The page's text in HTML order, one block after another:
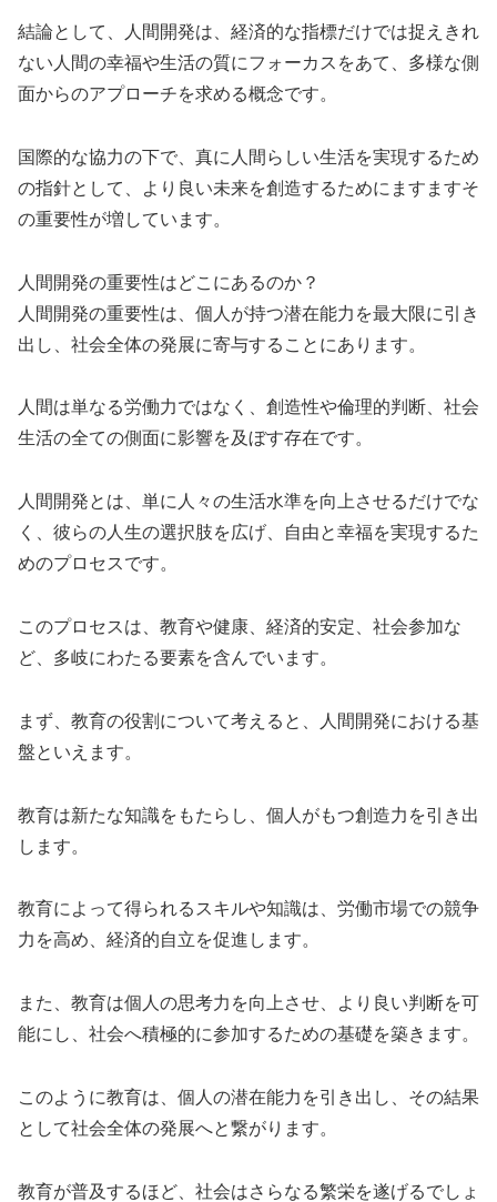
結論として、人間開発は、経済的な指標だけでは捉えきれ
ない人間の幸福や生活の質にフォーカスをあて、多様な側
面からのアプローチを求める概念です。
国際的な協力の下で、真に人間らしい生活を実現するため
の指針として、より良い未来を創造するためにますますそ
の重要性が増しています。
人間開発の重要性はどこにあるのか？
人間開発の重要性は、個人が持つ潜在能力を最大限に引き
出し、社会全体の発展に寄与することにあります。
人間は単なる労働力ではなく、創造性や倫理的判断、社会
生活の全ての側面に影響を及ぼす存在です。
人間開発とは、単に人々の生活水準を向上させるだけでな
く、彼らの人生の選択肢を広げ、自由と幸福を実現するた
めのプロセスです。
このプロセスは、教育や健康、経済的安定、社会参加な
ど、多岐にわたる要素を含んでいます。
まず、教育の役割について考えると、人間開発における基
盤といえます。
教育は新たな知識をもたらし、個人がもつ創造力を引き出
します。
教育によって得られるスキルや知識は、労働市場での競争
力を高め、経済的自立を促進します。
また、教育は個人の思考力を向上させ、より良い判断を可
能にし、社会へ積極的に参加するための基礎を築きます。
このように教育は、個人の潜在能力を引き出し、その結果
として社会全体の発展へと繋がります。
教育が普及するほど、社会はさらなる繁栄を遂げるでしょ